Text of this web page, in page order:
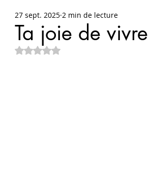
Ta joie de vivre
27 sept. 2025 2 min de lecture
Noté NaN étoiles sur 5.